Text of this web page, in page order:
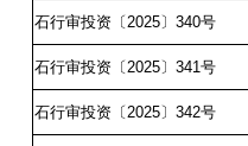
石行审投资〔2025〕340号
石行审投资〔2025〕341号
石行审投资〔2025〕342号